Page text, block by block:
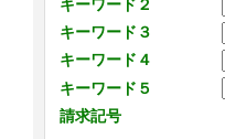
キーワード２
キーワード３
キーワード４
キーワード５
請求記号